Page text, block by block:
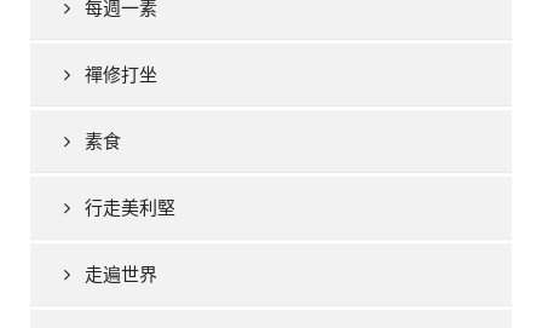
每週一素
禪修打坐
素食
行走美利堅
走遍世界